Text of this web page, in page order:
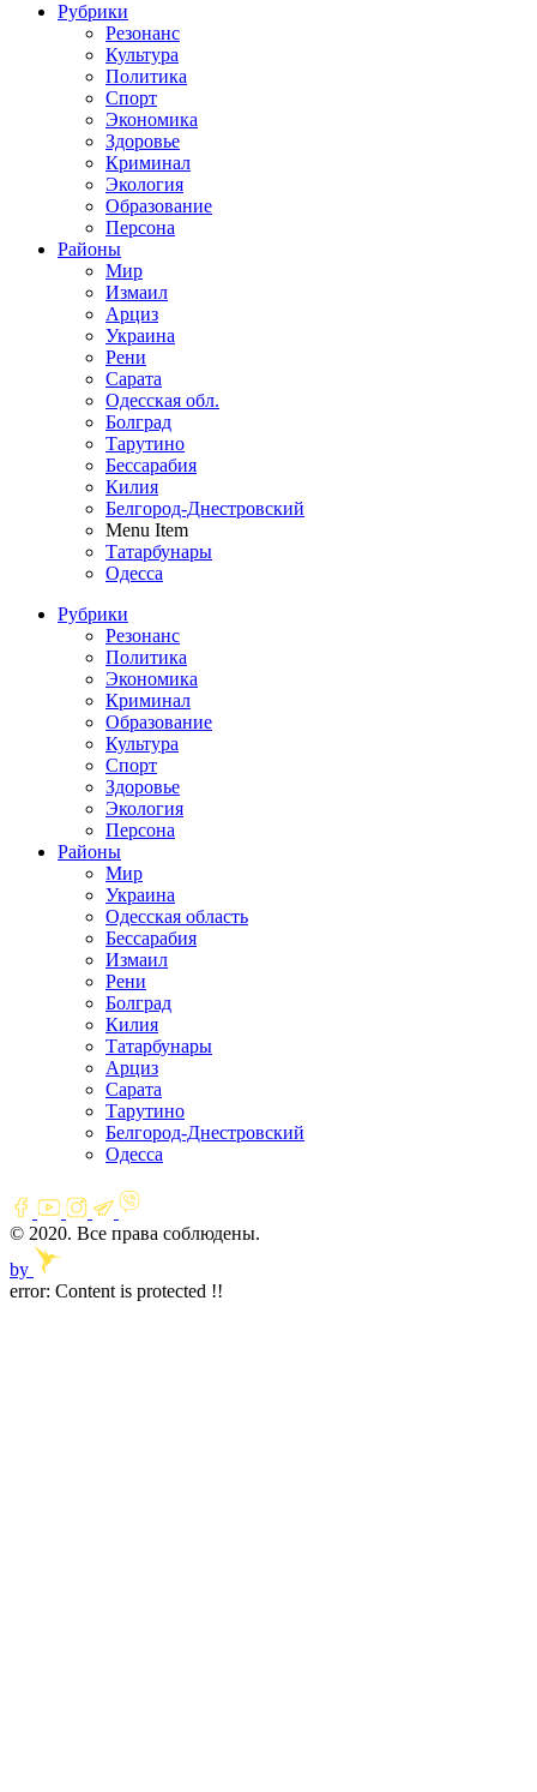
Рубрики
Резонанс
Культура
Политика
Спорт
Экономика
Здоровье
Криминал
Экология
Образование
Персона
Районы
Мир
Измаил
Арциз
Украина
Рени
Сарата
Одесская обл.
Болград
Тарутино
Бессарабия
Килия
Белгород-Днестровский
Menu Item
Татарбунары
Одесса
Рубрики
Резонанс
Политика
Экономика
Криминал
Образование
Культура
Спорт
Здоровье
Экология
Персона
Районы
Мир
Украина
Одесская область
Бессарабия
Измаил
Рени
Болград
Килия
Татарбунары
Арциз
Сарата
Тарутино
Белгород-Днестровский
Одесса
© 2020. Все права соблюдены.
by
error: Content is protected !!